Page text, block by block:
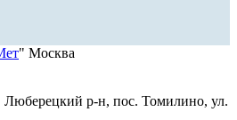
" Москва
Люберецкий р-н, пос. Томилино, ул.